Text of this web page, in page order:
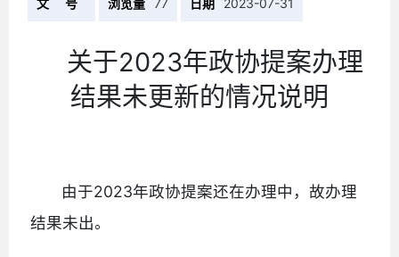
关于2023年政协提案办理
结果未更新的情况说明
由于2023年政协提案还在办理中，故办理
结果未出。